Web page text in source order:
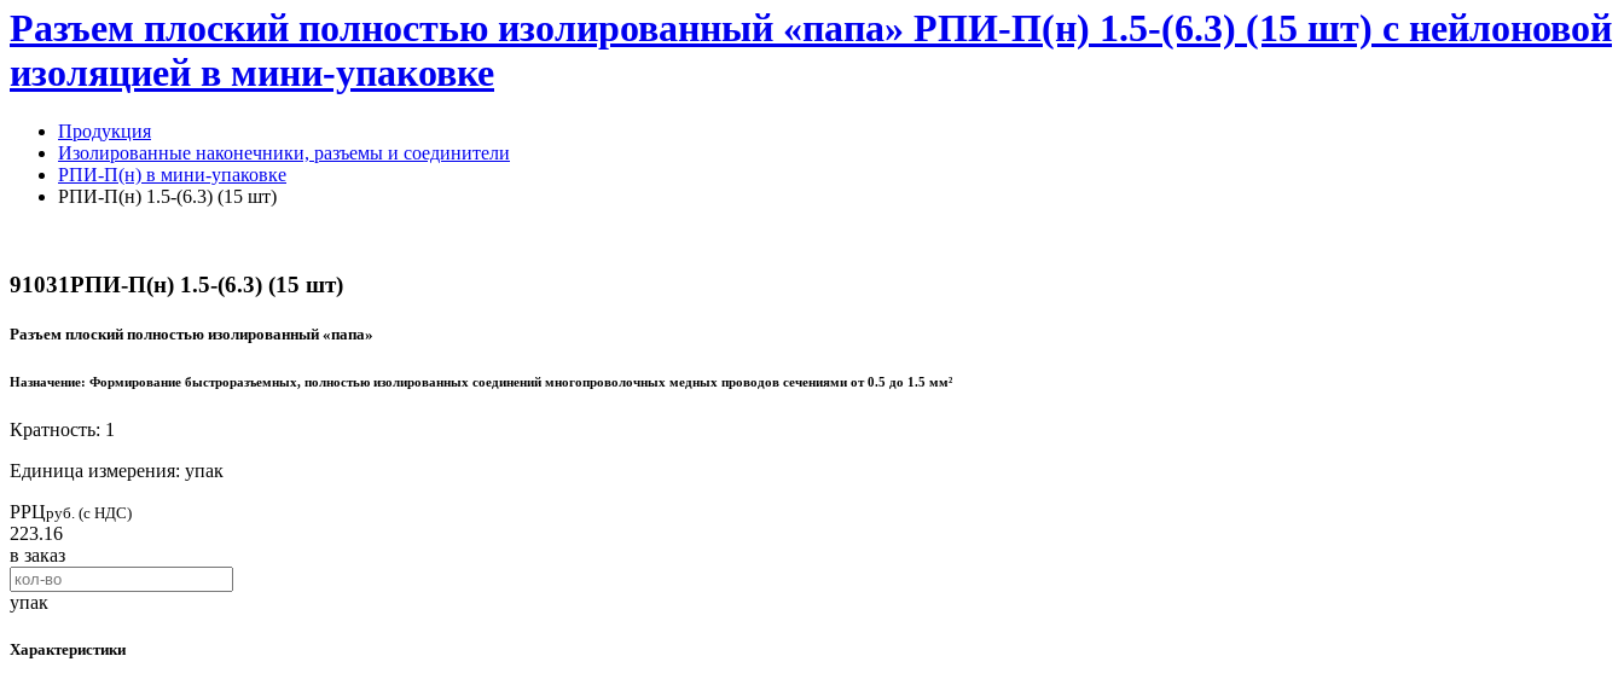
Разъем плоский полностью изолированный «папа» РПИ-П(н) 1.5-(6.3) (15 шт) с нейлоновой
изоляцией в мини-упаковке
Продукция
Изолированные наконечники, разъемы и соединители
РПИ-П(н) в мини-упаковке
РПИ-П(н) 1.5-(6.3) (15 шт)
91031РПИ-П(н) 1.5-(6.3) (15 шт)
Разъем плоский полностью изолированный «папа»
Назначение: Формирование быстроразъемных, полностью изолированных соединений многопроволочных медных проводов сечениями от 0.5 до 1.5 мм²
Кратность: 1
Единица измерения: упак
РРЦруб. (с НДС)
223.16
в заказ
упак
Характеристики